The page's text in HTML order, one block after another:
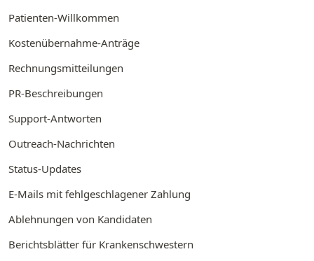
Patienten-Willkommen
Kostenübernahme-Anträge
Rechnungsmitteilungen
PR-Beschreibungen
Support-Antworten
Outreach-Nachrichten
Status-Updates
E-Mails mit fehlgeschlagener Zahlung
Ablehnungen von Kandidaten
Berichtsblätter für Krankenschwestern